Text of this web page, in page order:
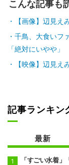
こんな記事も
【画像】辺見え
千鳥、大食いフ
「絶対にいやや」
【映像】辺見
記事ランキン
最新
「すごい水着